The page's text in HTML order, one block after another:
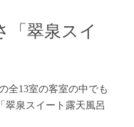
「翠泉スイ
全13室の客室の中でも
翠泉スイート露天風呂